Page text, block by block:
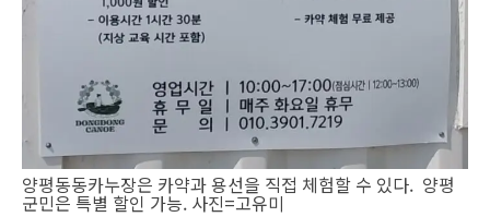
양평동동카누장은 카약과 용선을 직접 체험할 수 있다. 양평
군민은 특별 할인 가능. 사진=고유미